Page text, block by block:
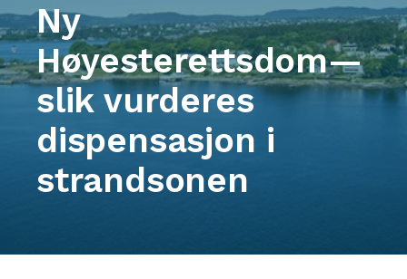
Ny
Høyesterettsdom—
slik vurderes
dispensasjon i
strandsonen